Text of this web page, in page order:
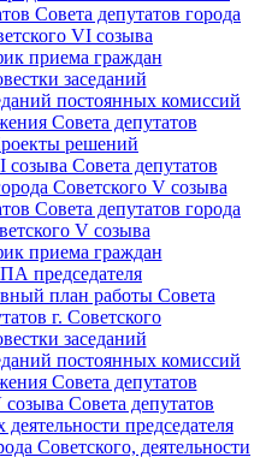
Совета депутатов города
VI созыва
приема граждан
заседаний
постоянных комиссий
Совета депутатов
решений
Совета депутатов
Советского V созыва
Совета депутатов города
V созыва
приема граждан
председателя
план работы Совета
г. Советского
заседаний
постоянных комиссий
Совета депутатов
Совета депутатов
деятельности председателя
Советского, деятельности